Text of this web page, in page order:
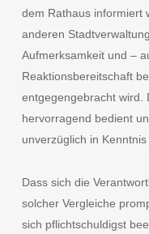
dem Rathaus informiert
anderen
Aufmerksamkeit und –
Reaktionsbereitschaft
entgegengebracht wird.
hervorragend bedient
unverzüglich in Kenntnis
Dass sich die
solcher Vergleiche
sich pflichtschuldigst